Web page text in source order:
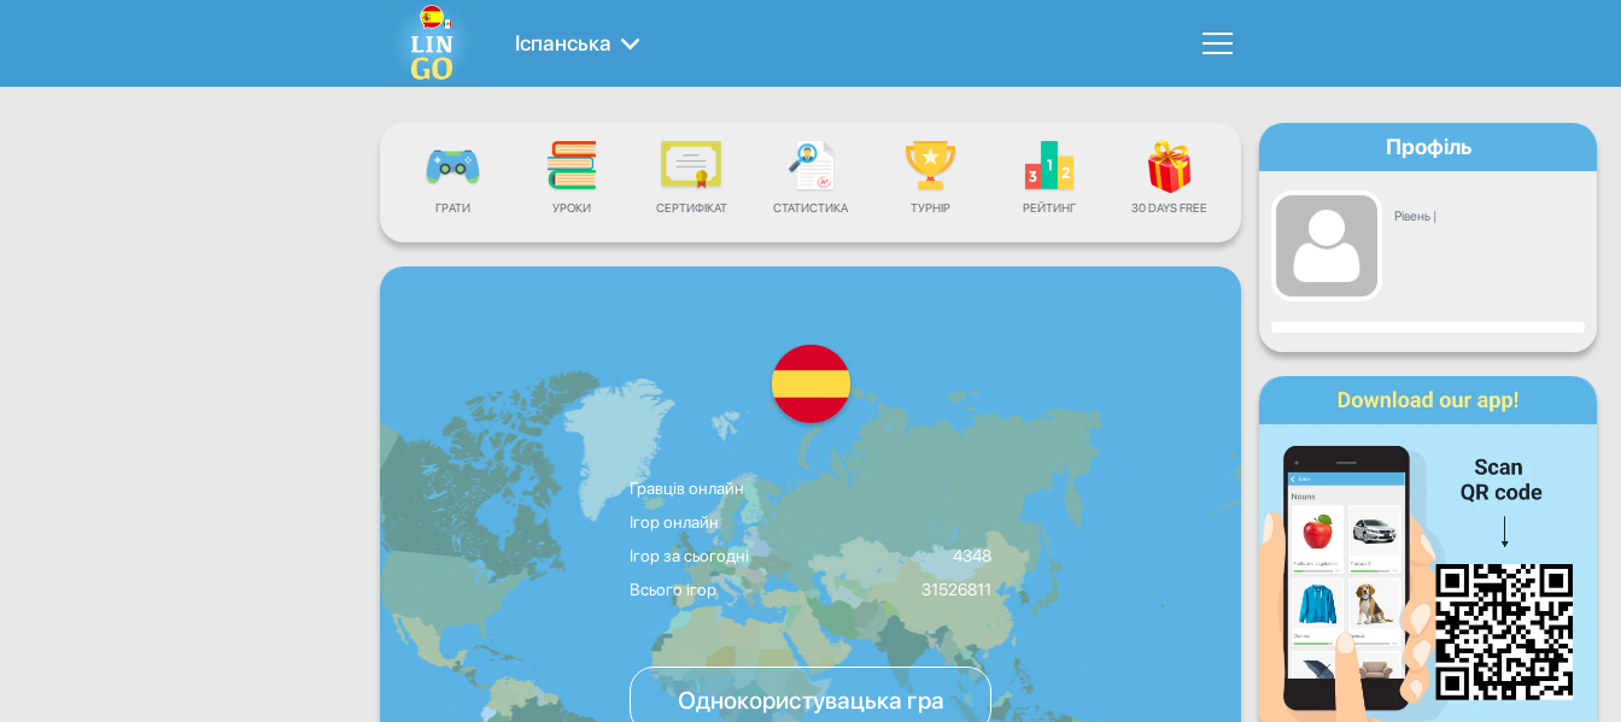
Іспанська
ГРАТИ УРОКИ СЕРТИФІКАТ СТАТИСТИКА ТУРНІР РЕЙТИНГ 30 DAYS FREE
Гравців онлайн
Ігор онлайн
Ігор за сьогодні
4348
Всього ігор
31526811
Однокористувацька гра
Профіль
Рівень |
Прогрес
Пн Ср Чт
Сб Нд
Щоденний прогрес
Щомісячний прогрес